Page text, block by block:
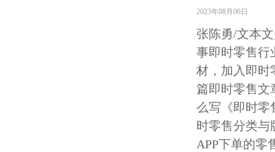
2023年08月06日
张陈勇/文本
事即时零售行
材，加入即时
篇即时零售文
么写《即时零
时零售分类与
APP下单的零